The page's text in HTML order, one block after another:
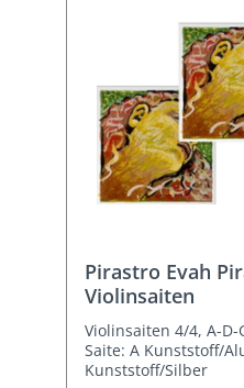
Pirastro Evah
Violinsaiten
Violinsaiten 4/4, A-D-
Saite: A Kunststoff/
Kunststoff/Silber